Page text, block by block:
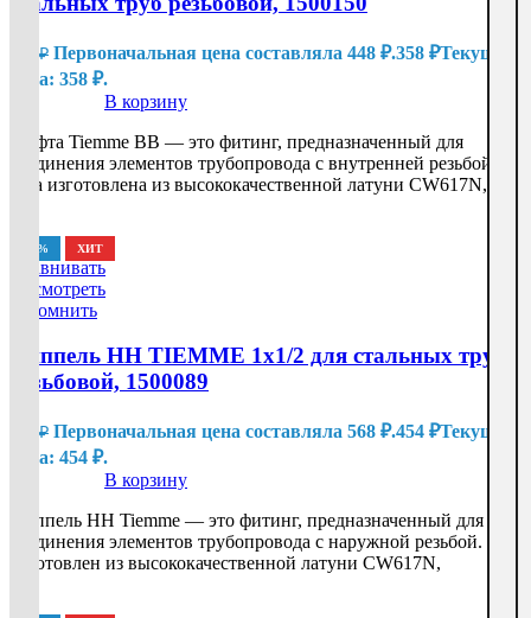
₽ Первоначальная цена составляла 448 ₽.358 ₽Текущая
цена: 358 ₽.
В корзину
Муфта Tiemme ВВ — это фитинг, предназначенный для
соединения элементов трубопровода с внутренней резьбой.
Она изготовлена из высококачественной латуни CW617N,
-20% ХИТ
Сравнивать
Посмотреть
Запомнить
Ниппель HH TIEMME 1х1/2 для стальных труб
резьбовой, 1500089
₽ Первоначальная цена составляла 568 ₽.454 ₽Текущая
цена: 454 ₽.
В корзину
Ниппель HH Tiemme — это фитинг, предназначенный для
соединения элементов трубопровода с наружной резьбой. Он
изготовлен из высококачественной латуни CW617N,